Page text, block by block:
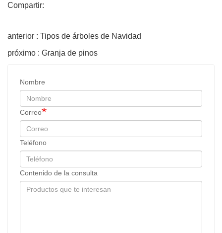
Compartir:
anterior : Tipos de árboles de Navidad
próximo : Granja de pinos
Nombre
Correo
Teléfono
Contenido de la consulta